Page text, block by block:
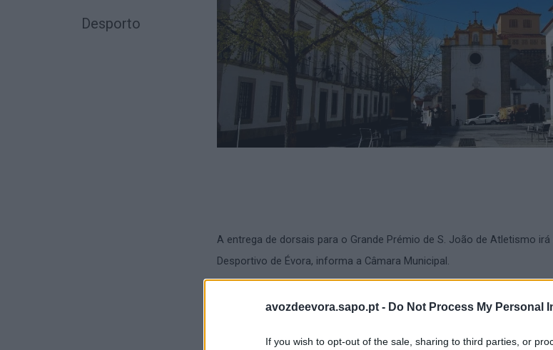
avozdeevora.sapo.pt - Do Not Process My Personal
If you wish to opt-out of the sale, sharing to third parties, or
Desporto
A entrega de dorsais para o Grande Prémio de S. João de Atletismo
Desportivo de Évora, informa a Câmara Municipal.
Horários do evento:
Sexta-feira, dia 3 de julho, entre as 10h00 e as 19h00;